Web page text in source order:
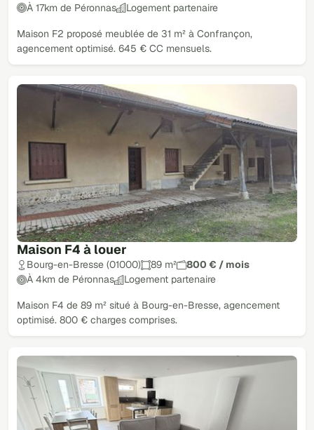
À 17km de Péronnas
Logement partenaire
Maison F2 proposé meublée de 31 m² à Confrançon,
agencement optimisé. 645 € CC mensuels.
Maison F4 à louer
Bourg-en-Bresse (01000) 89 m²
800 € / mois
À 4km de Péronnas
Logement partenaire
Maison F4 de 89 m² situé à Bourg-en-Bresse, agencement
optimisé. 800 € charges comprises.